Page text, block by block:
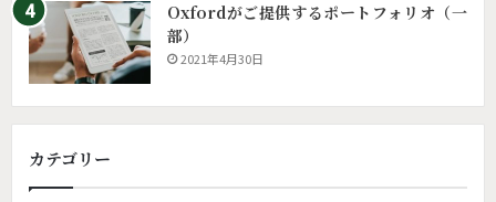
Oxfordがご提供するポートフォリオ（一
部）
2021年4月30日
カテゴリー